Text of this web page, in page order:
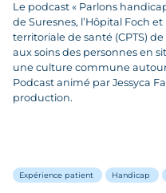
Le podcast « Parlons
de Suresnes, l’Hôpital Foch
territoriale de santé (CPTS)
aux soins des personnes en
une culture commune
Podcast animé par Jessyca
production.
Expérience patient Handicap